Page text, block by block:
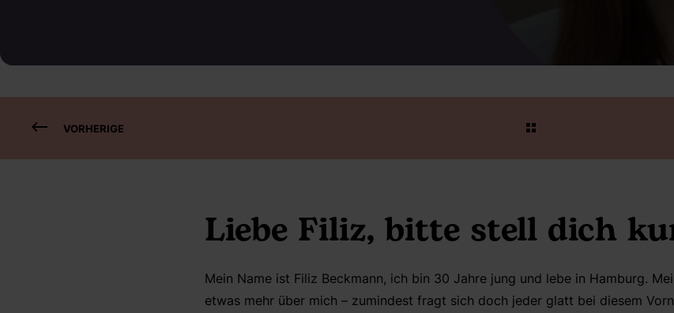
VORHERIGE
Liebe Filiz, bitte stell dich
Mein Name ist Filiz Beckmann, ich bin 30 Jahre jung und lebe in Hamburg.
etwas mehr über mich – zumindest fragt sich doch jeder glatt bei diesem